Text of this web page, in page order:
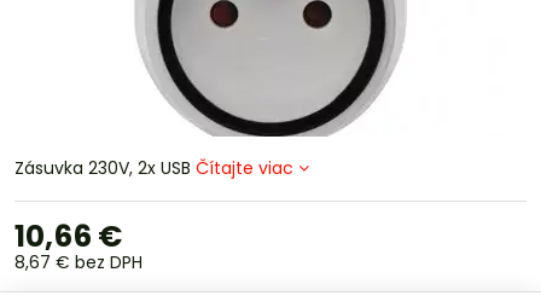
Zásuvka 230V, 2x USB Čítajte viac
10,66 €
8,67 € bez DPH